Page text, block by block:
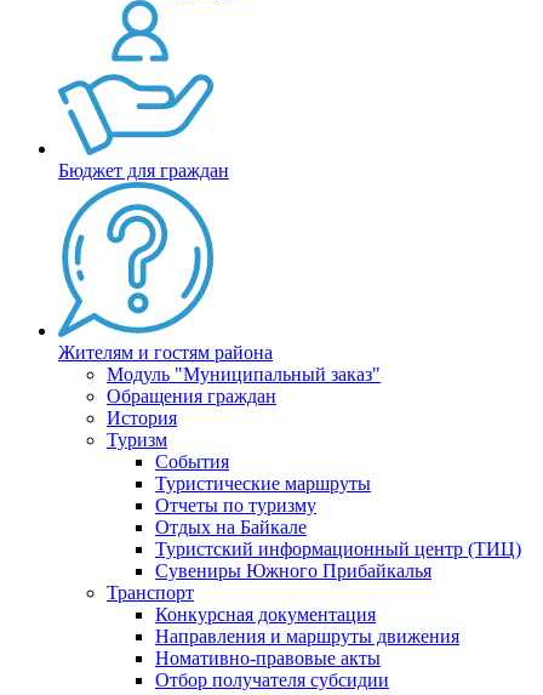
Бюджет для граждан
Жителям и гостям района
Модуль "Муниципальный заказ"
Обращения граждан
История
Туризм
События
Туристические маршруты
Отчеты по туризму
Отдых на Байкале
Туристский информационный центр (ТИЦ)
Сувениры Южного Прибайкалья
Транспорт
Конкурсная документация
Направления и маршруты движения
Номативно-правовые акты
Отбор получателя субсидии